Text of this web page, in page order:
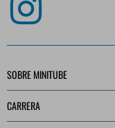
SOBRE MINITUBE
CARRERA